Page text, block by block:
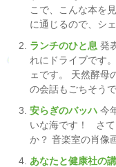
こで、こんな本を
に通じるので、シ
ランチのひと息発
れにドライブです
ェです。 天然酵母
の会話もごちそうで
安らぎのバッハ今
いな海です！ さて
か？ 音楽室の肖像
あなたと健康社の